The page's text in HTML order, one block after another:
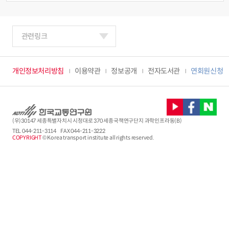
개인정보처리방침 이용약관 정보공개 전자도서관 연회원신청
관련링크
(우)30147 세종특별자치시 시청대로 370 세종국책연구단지 과학인프라동(B)
TEL044-211-3114
FAX 044-211-3222
COPYRIGHT© Korea transport institute all rights reserved.